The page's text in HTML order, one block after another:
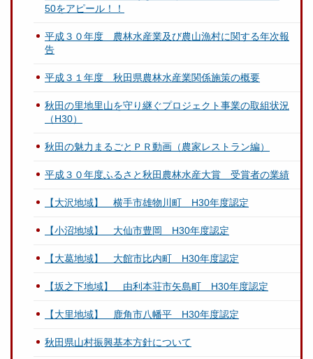
50をアピール！！
平成３０年度 農林水産業及び農山漁村に関する年次報
告
平成３１年度 秋田県農林水産業関係施策の概要
秋田の里地里山を守り継ぐプロジェクト事業の取組状況
（H30）
秋田の魅力まるごとＰＲ動画（農家レストラン編）
平成３０年度ふるさと秋田農林水産大賞 受賞者の業績
【大沢地域】 横手市雄物川町 H30年度認定
【小沼地域】 大仙市豊岡 H30年度認定
【大葛地域】 大館市比内町 H30年度認定
【坂之下地域】 由利本荘市矢島町 H30年度認定
【大里地域】 鹿角市八幡平 H30年度認定
秋田県山村振興基本方針について